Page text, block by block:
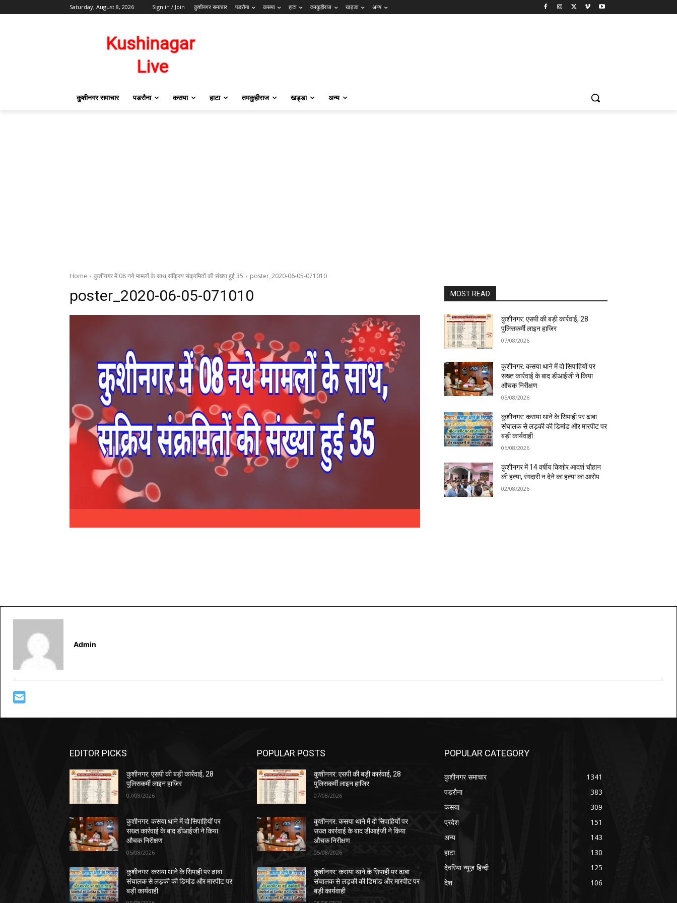
Saturday, August 8, 2026 Sign in / Join कुशीनगर समाचार पडरौना कसया हाटा तमकुहीराज खड्डा अन्य
कुशीनगर समाचार पडरौना कसया हाटा तमकुहीराज खड्डा अन्य
Home कुशीनगर में 08 नये मामलों के साथ,सक्रिय संक्रमितों की संख्या हुई 35 poster_2020-06-05-071010
poster_2020-06-05-071010 MOST READ
कुशीनगर: एसपी की बड़ी कार्रवाई, 28
पुलिसकर्मी लाइन हाजिर
07/08/2026
कुशीनगर: कसया थाने में दो सिपाहियों पर
सख्त कार्रवाई के बाद डीआईजी ने किया
औचक निरीक्षण
05/08/2026
कुशीनगर: कसया थाने के सिपाही पर ढाबा
संचालक से लड़की की डिमांड और मारपीट पर
बड़ी कार्यवाही
05/08/2026
कुशीनगर में 14 वर्षीय किशोर आदर्श चौहान
की हत्या, रंगदारी न देने का हत्या का आरोप
02/08/2026
Admin
EDITOR PICKS
कुशीनगर: एसपी की बड़ी कार्रवाई, 28
पुलिसकर्मी लाइन हाजिर
07/08/2026
कुशीनगर: कसया थाने में दो सिपाहियों पर
सख्त कार्रवाई के बाद डीआईजी ने किया
औचक निरीक्षण
05/08/2026
कुशीनगर: कसया थाने के सिपाही पर ढाबा
संचालक से लड़की की डिमांड और मारपीट पर
बड़ी कार्यवाही
POPULAR POSTS
कुशीनगर: एसपी की बड़ी कार्रवाई, 28
पुलिसकर्मी लाइन हाजिर
07/08/2026
कुशीनगर: कसया थाने में दो सिपाहियों पर
सख्त कार्रवाई के बाद डीआईजी ने किया
औचक निरीक्षण
05/08/2026
कुशीनगर: कसया थाने के सिपाही पर ढाबा
संचालक से लड़की की डिमांड और मारपीट पर
बड़ी कार्यवाही
POPULAR CATEGORY
कुशीनगर समाचार
1341
पडरौना
383
कसया
309
प्रदेश
151
अन्य
143
हाटा
130
देवरिया न्यूज़ हिन्दी
125
देश
106